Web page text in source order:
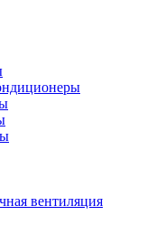
вентиляция